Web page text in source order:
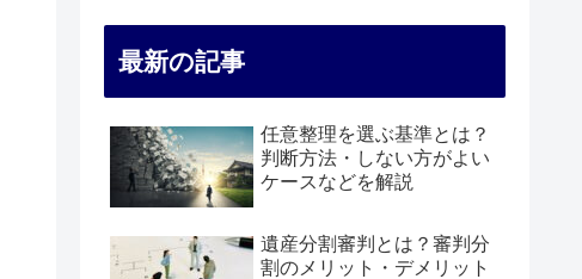
最新の記事
任意整理を選ぶ基準とは？
判断方法・しない方がよい
ケースなどを解説
遺産分割審判とは？審判分
割のメリット・デメリット